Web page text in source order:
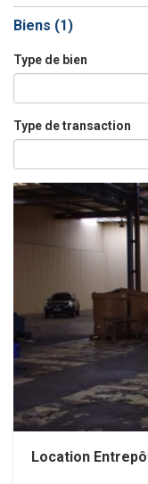
Biens (1 )
Type de bien
Type de transaction
Location Entrepôt